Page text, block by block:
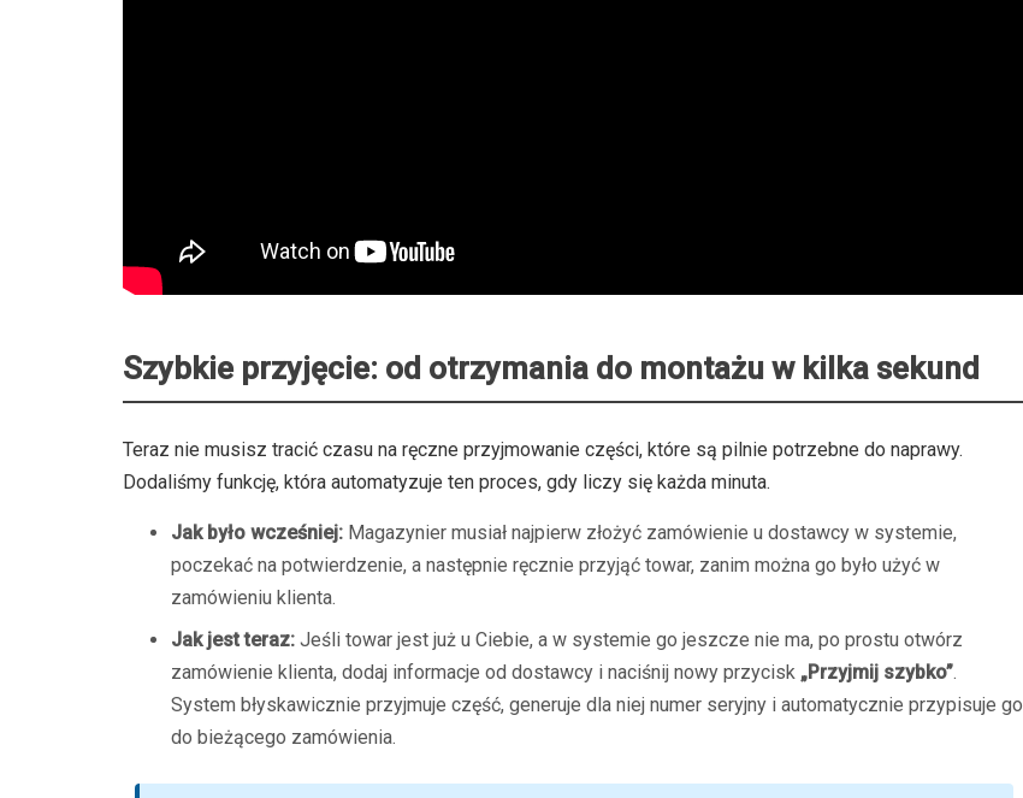
Szybkie przyjęcie: od otrzymania do montażu w kilka sekund
Teraz nie musisz tracić czasu na ręczne przyjmowanie części, które są pilnie potrzebne do naprawy.
Dodaliśmy funkcję, która automatyzuje ten proces, gdy liczy się każda minuta.
Jak było wcześniej: Magazynier musiał najpierw złożyć zamówienie u dostawcy w systemie,
poczekać na potwierdzenie, a następnie ręcznie przyjąć towar, zanim można go było użyć w
zamówieniu klienta.
Jak jest teraz: Jeśli towar jest już u Ciebie, a w systemie go jeszcze nie ma, po prostu otwórz
zamówienie klienta, dodaj informacje od dostawcy i naciśnij nowy przycisk „Przyjmij szybko”.
System błyskawicznie przyjmuje część, generuje dla niej numer seryjny i automatycznie przypisuje go
do bieżącego zamówienia.